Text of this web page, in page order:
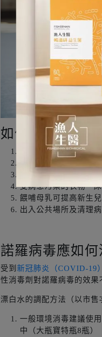
如何避免感染諾
隨時注意個人衛生。
食物要清洗乾淨並確
與他人一同用餐時應
受病患污染的衣物、
餵哺母乳可提高新生
出入公共場所及清理
諾羅病毒應如何
受到 新冠肺炎（COVID-19）
性消毒劑對諾羅病毒的效果
漂白水的調配方法（以市售
一般環境消毒建議使
中（大瓶寶特瓶8瓶）